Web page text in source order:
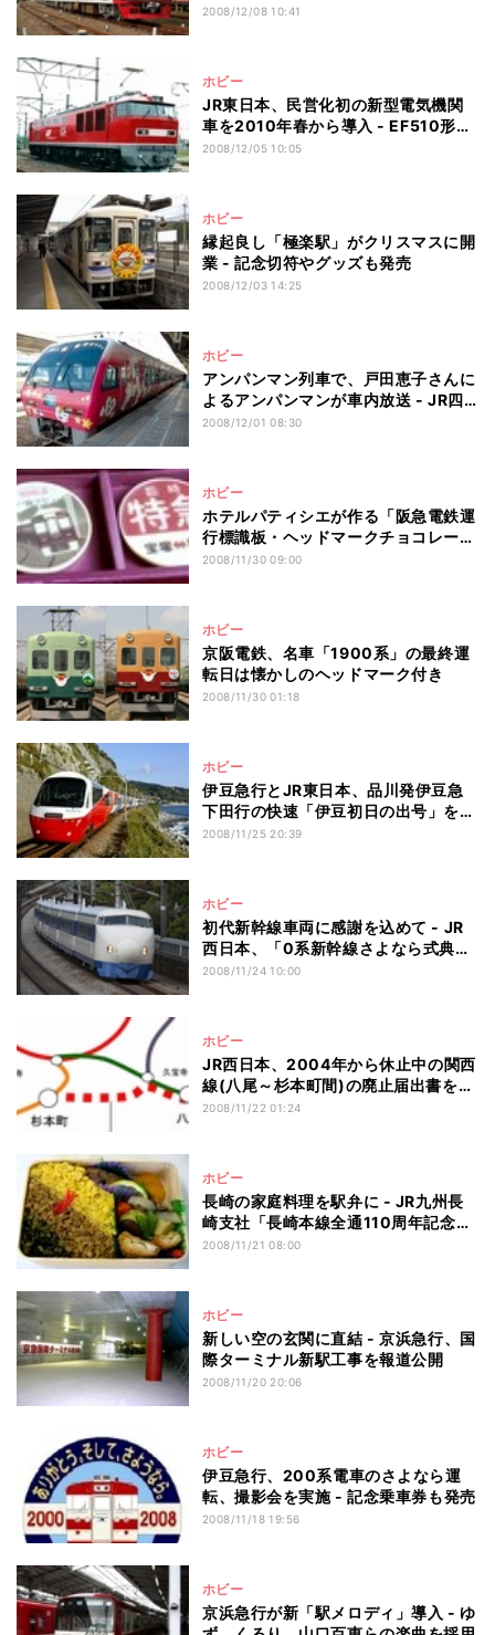
2008/12/08 10:41
ホビー
JR東日本、民営化初の新型電気機関
車を2010年春から導入 - EF510形を
15両
2008/12/05 10:05
ホビー
縁起良し「極楽駅」がクリスマスに開
業 - 記念切符やグッズも発売
2008/12/03 14:25
ホビー
アンパンマン列車で、戸田恵子さんに
よるアンパンマンが車内放送 - JR四
国
2008/12/01 08:30
ホビー
ホテルパティシエが作る「阪急電鉄運
行標識板・ヘッドマークチョコレー
ト」
2008/11/30 09:00
ホビー
京阪電鉄、名車「1900系」の最終運
転日は懐かしのヘッドマーク付き
2008/11/30 01:18
ホビー
伊豆急行とJR東日本、品川発伊豆急
下田行の快速「伊豆初日の出号」を運
転!
2008/11/25 20:39
ホビー
初代新幹線車両に感謝を込めて - JR
西日本、「0系新幹線さよなら式典」
実施
2008/11/24 10:00
ホビー
JR西日本、2004年から休止中の関西
線(八尾～杉本町間)の廃止届出書を提
出
2008/11/22 01:24
ホビー
長崎の家庭料理を駅弁に - JR九州長
崎支社「長崎本線全通110周年記念弁
当」
2008/11/21 08:00
ホビー
新しい空の玄関に直結 - 京浜急行、国
際ターミナル新駅工事を報道公開
2008/11/20 20:06
ホビー
伊豆急行、200系電車のさよなら運
転、撮影会を実施 - 記念乗車券も発売
2008/11/18 19:56
ホビー
京浜急行が新「駅メロディ」導入 - ゆ